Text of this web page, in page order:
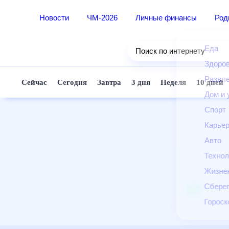
Новости ЧМ-2026 Личные финансы
Еда
Дом
Спорт
Авто
Поиск по интернету
Сейчас Сегодня Завтра 3 дня Неделя 10